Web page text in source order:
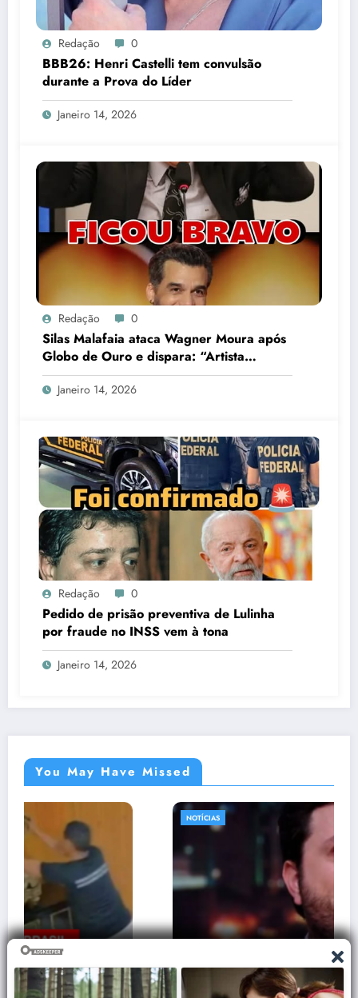
Redação 0
BBB26: Henri Castelli tem convulsão
durante a Prova do Líder
Janeiro 14, 2026
Redação 0
Silas Malafaia ataca Wagner Moura após
Globo de Ouro e dispara: “Artista
cretino”
Janeiro 14, 2026
Redação 0
Pedido de prisão preventiva de Lulinha
por fraude no INSS vem à tona
Janeiro 14, 2026
You May Have Missed
NOTÍCIAS